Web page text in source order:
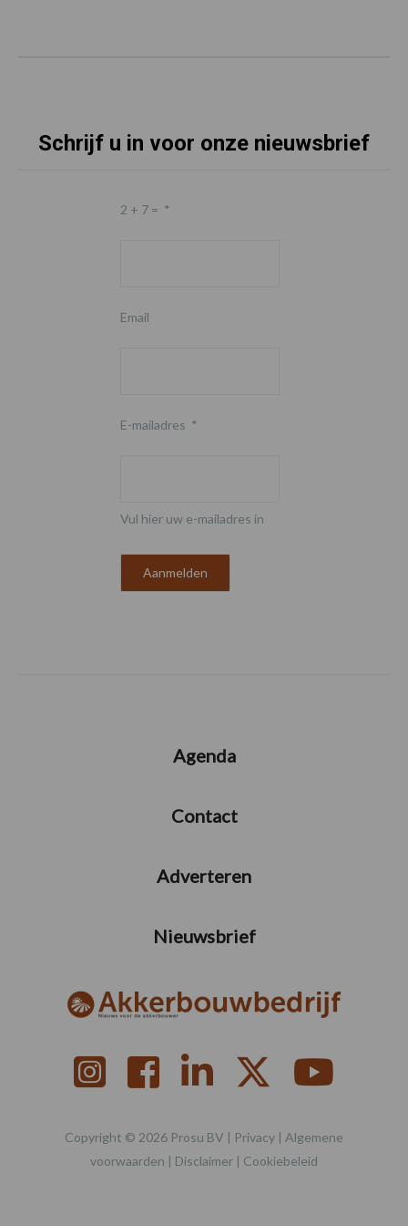
Schrijf u in voor onze nieuwsbrief
2 + 7 = *
Email
E-mailadres *
Vul hier uw e-mailadres in
Agenda
Contact
Adverteren
Nieuwsbrief
Copyright © 2026 Prosu BV | Privacy | Algemene
voorwaarden | Disclaimer | Cookiebeleid